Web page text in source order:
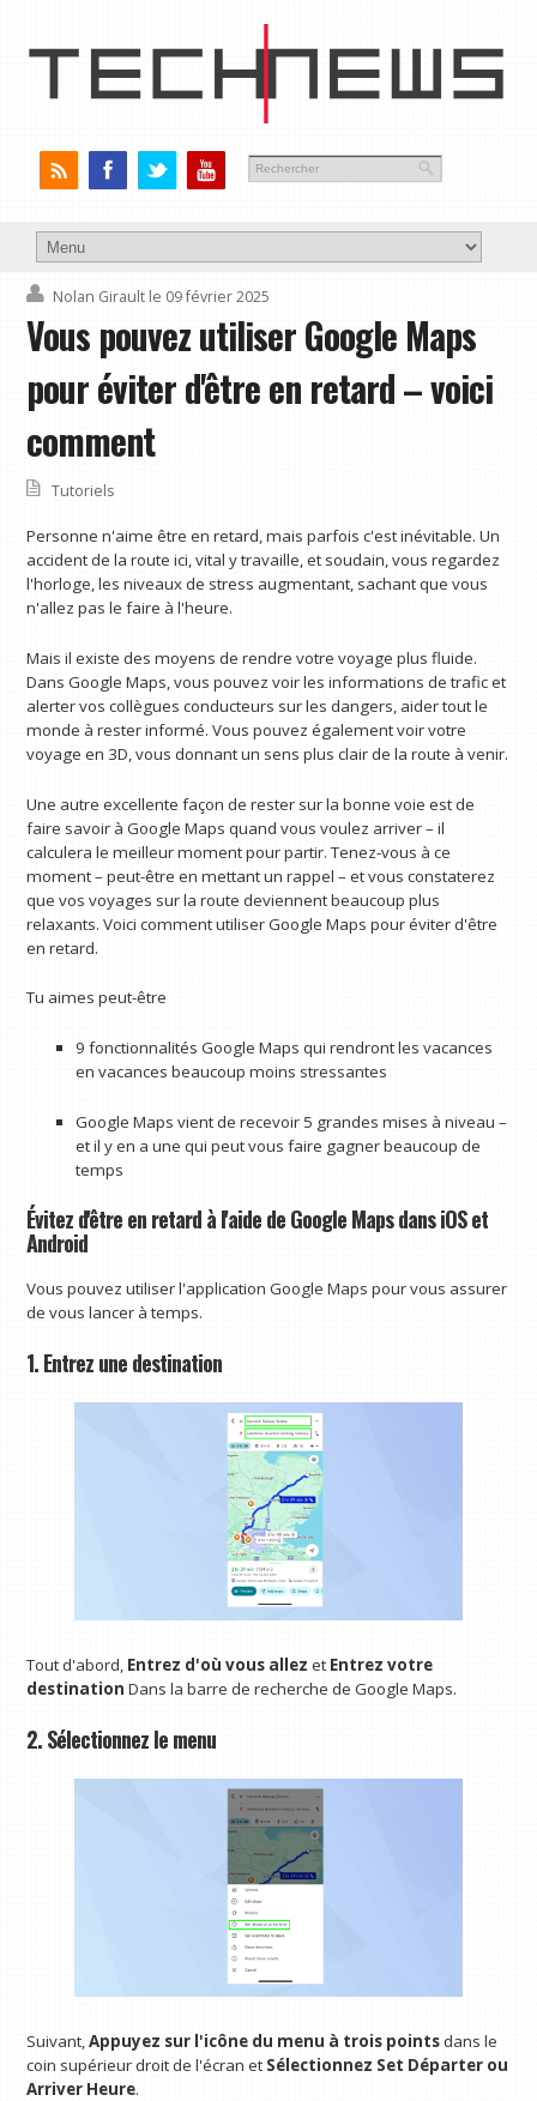
Nolan Girault le 09 février 2025
Vous pouvez utiliser Google Maps
pour éviter d'être en retard – voici
comment
Tutoriels
Personne n'aime être en retard, mais parfois c'est inévitable. Un
accident de la route ici, vital y travaille, et soudain, vous regardez
l'horloge, les niveaux de stress augmentant, sachant que vous
n'allez pas le faire à l'heure.
Mais il existe des moyens de rendre votre voyage plus fluide.
Dans Google Maps, vous pouvez voir les informations de trafic et
alerter vos collègues conducteurs sur les dangers, aider tout le
monde à rester informé. Vous pouvez également voir votre
voyage en 3D, vous donnant un sens plus clair de la route à venir.
Une autre excellente façon de rester sur la bonne voie est de
faire savoir à Google Maps quand vous voulez arriver – il
calculera le meilleur moment pour partir. Tenez-vous à ce
moment – peut-être en mettant un rappel – et vous constaterez
que vos voyages sur la route deviennent beaucoup plus
relaxants. Voici comment utiliser Google Maps pour éviter d'être
en retard.
Tu aimes peut-être
9 fonctionnalités Google Maps qui rendront les vacances
en vacances beaucoup moins stressantes
Google Maps vient de recevoir 5 grandes mises à niveau –
et il y en a une qui peut vous faire gagner beaucoup de
temps
Évitez d'être en retard à l'aide de Google Maps dans iOS et
Android
Vous pouvez utiliser l'application Google Maps pour vous assurer
de vous lancer à temps.
1. Entrez une destination
Tout d'abord, Entrez d'où vous allez et Entrez votre
destination Dans la barre de recherche de Google Maps.
2. Sélectionnez le menu
Suivant,Appuyez sur l'icône du menu à trois pointsdans le
coin supérieur droit de l'écran et Sélectionnez Set Départer ou
Arriver Heure.